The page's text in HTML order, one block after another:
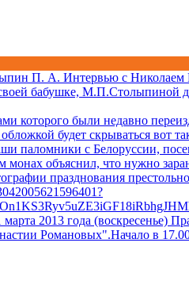
П. А. Интервью с Николаем
бабушке,
которого были недавно
будет скрываться вот
с Белоруссии,
объяснил, что нужно
празднования
марта 2013 года
Романовых".Начало в